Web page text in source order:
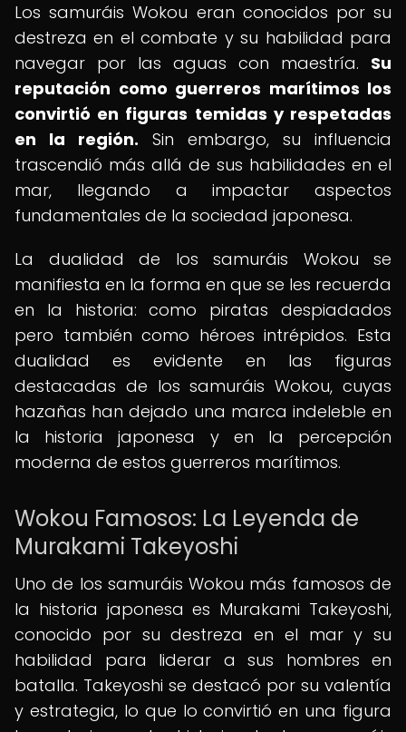
Los samuráis Wokou eran conocidos por su
destreza en el combate y su habilidad para
navegar por las aguas con maestría. Su
reputación como guerreros marítimos los
convirtió en figuras temidas y respetadas
en la región. Sin embargo, su influencia
trascendió más allá de sus habilidades en el
mar, llegando a impactar aspectos
fundamentales de la sociedad japonesa.
La dualidad de los samuráis Wokou se
manifiesta en la forma en que se les recuerda
en la historia: como piratas despiadados
pero también como héroes intrépidos. Esta
dualidad es evidente en las figuras
destacadas de los samuráis Wokou, cuyas
hazañas han dejado una marca indeleble en
la historia japonesa y en la percepción
moderna de estos guerreros marítimos.
Wokou Famosos: La Leyenda de
Murakami Takeyoshi
Uno de los samuráis Wokou más famosos de
la historia japonesa es Murakami Takeyoshi,
conocido por su destreza en el mar y su
habilidad para liderar a sus hombres en
batalla. Takeyoshi se destacó por su valentía
y estrategia, lo que lo convirtió en una figura